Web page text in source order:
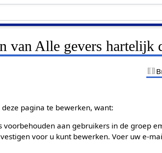
van Alle gevers hartelijk
pagina te bewerken, want:
voorbehouden aan gebruikers in de groep
voor u kunt bewerken. Voer uw e-